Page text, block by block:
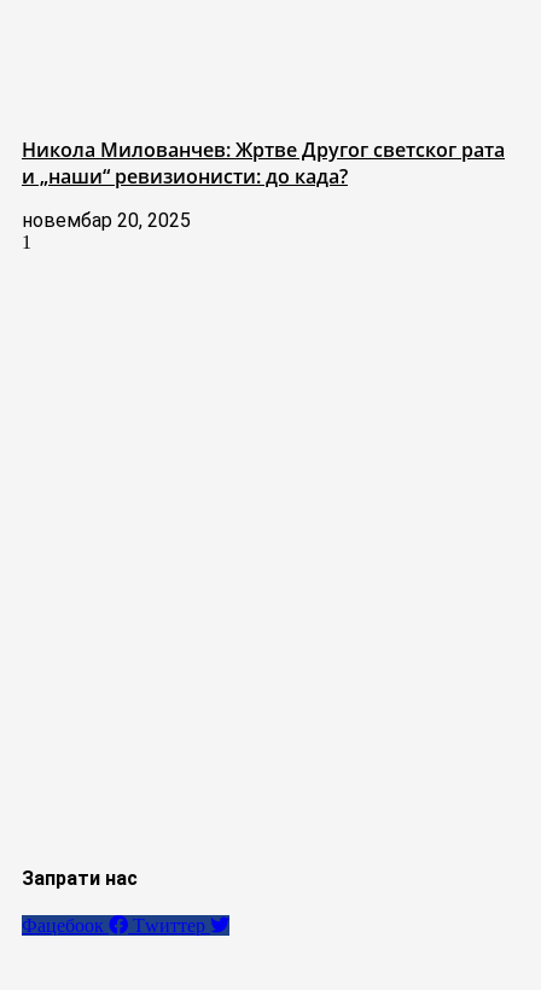
Никола Милованчев: Жртве Другог светског рата
и „наши“ ревизионисти: до када?
новембар 20, 2025
Запрати нас
Фацебоок Тwиттер